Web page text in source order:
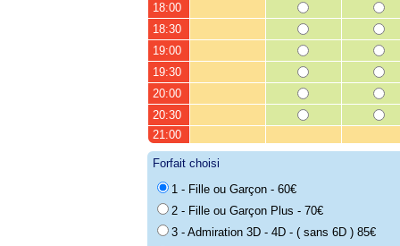
18:00
18:30
19:00
19:30
20:00
20:30
21:00
Forfait choisi
1 - Fille ou Garçon - 60€
2 - Fille ou Garçon Plus - 70€
3 - Admiration 3D - 4D - ( sans 6D ) 85€